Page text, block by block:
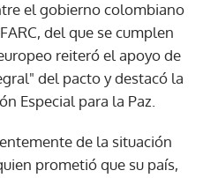
del que se cumplen
reiteró el apoyo de
del pacto y destacó la
Especial para la Paz.
prometió que su país,
Europea (UE), seguirá